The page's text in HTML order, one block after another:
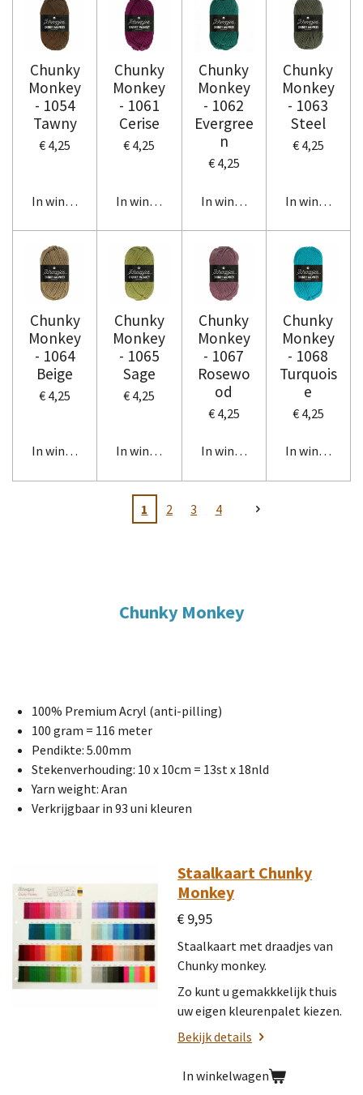
Chunky
Monkey
- 1054
Tawny
€ 4,25
In winkelwagen
Chunky
Monkey
- 1061
Cerise
€ 4,25
In winkelwagen
Chunky
Monkey
- 1062
Evergree
n
€ 4,25
In winkelwagen
Chunky
Monkey
- 1063
Steel
€ 4,25
In
Chunky
Monkey
- 1064
Beige
€ 4,25
In winkelwagen
Chunky
Monkey
- 1065
Sage
€ 4,25
In winkelwagen
Chunky
Monkey
- 1067
Rosewo
od
€ 4,25
In winkelwagen
Chunky
Monkey
- 1068
Turquois
e
€ 4,25
In
1 2 3 4
Chunky Monkey
100% Premium Acryl (anti-pilling)
100 gram = 116 meter
Pendikte: 5.00mm
Stekenverhouding: 10 x 10cm = 13st x 18nld
Yarn weight: Aran
Verkrijgbaar in 93 uni kleuren
Staalkaart Chunky
Monkey
€ 9,95
Staalkaart met draadjes van
Chunky monkey.
Zo kunt u gemakkkelijk thuis
uw eigen kleurenpalet kiezen.
Bekijk details
In winkelwagen